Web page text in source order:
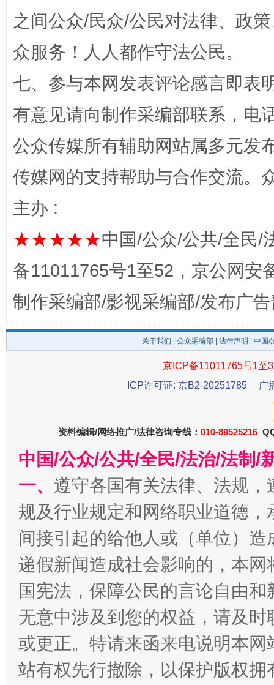
一颗心始终滚烫 还
完善运行机制助力责任有效落实
一批国家标准开始实施 从
之间公众/民众/公民对法律、政
众服务！人人都作守法公民。
七、参与本网发表评论感言即表
有意见请向制作采编部联系，电
公众传媒所有辅助网站属多元发
传媒网的支持帮助与合作交流。
主办 :
★★★★★中国/公众/公共/全民/
备11011765号1至52，京公网安
制作采编部/影视采编部/发布广
关于我们 公众采编部 法律声明 | 中国
京ICP备11011765号1至
ICP许可证: 京B2-20251785
广
资料编辑/网络推广/法律咨询专线： 010-89525216
中国/公众/公共/全民/法治/法制/
一、 遵守各国有关法律、法规
规及行业规定和网络职业道德
间接引起的给他人或（单位）
递假新闻造成社会影响的，本
国宪法，保障公民的言论自由
无意中涉及到您的权益，请及
或更正。特请来函来电说明本
站有权先行撤除，以保护版权